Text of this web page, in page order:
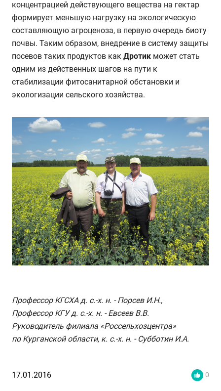
концентрацией действующего вещества на гектар
формирует меньшую нагрузку на экологическую
составляющую агроценоза, в первую очередь биоту
почвы. Таким образом, внедрение в систему защиты
посевов таких продуктов как Дротик может стать
одним из действенных шагов на пути к
стабилизации фитосанитарной обстановки и
экологизации сельского хозяйства.
Профессор КГСХА д. с.-х. н. - Порсев И.Н.,
Профессор КГУ д. с.-х. н. - Евсеев В.В.
Руководитель филиала «Россельхозцентра»
по Курганской области, к. с.-х. н. - Субботин И.А.
17.01.2016 0